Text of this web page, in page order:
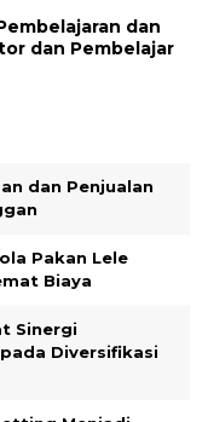
dan
dan Pembelajar
dan Penjualan
Pakan Lele
Biaya
Sinergi
Diversifikasi